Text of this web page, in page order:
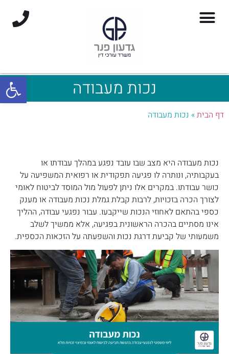
פתח נכות מעבודה
דף הבית» נכות מעבודה
נכות מעבודה היא מצב שבו עובד נפגע במהלך עבודתו או
בעקבותיה, ונותרה לו פגיעה תפקודית או רפואית המשפיעה על
כושר עבודתו. במקרים אלו ניתן לפעול מול המוסד לביטוח לאומי
לצורך הכרה בזכויות, לרבות קבלת גמלת נכות מעבודה או מענק
כספי בהתאם לאחוזי הנכות שייקבעו. עבור נפגעי עבודה, ההליך
אינו מסתיים בהכרה הראשונית בפגיעה, אלא ממשיך לשלב
משמעותי של קביעת דרגת נכות והשפעתה על הזכאות הכספית.